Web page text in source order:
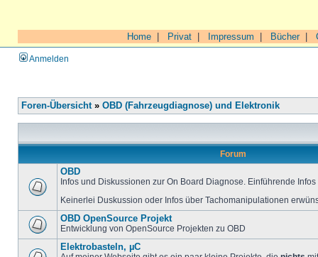
Home Privat Impressum Bücher|
Anmelden
Foren-Übersicht» OBD (Fahrzeugdiagnose) und Elektronik
Forum
OBD
Infos und Diskussionen zur On Board Diagnose. Einführende
Keinerlei Duskussion oder Infos über Tachomanipulationen
OBD OpenSource Projekt
Entwicklung von OpenSource Projekten zu OBD
Elektrobasteln, µC